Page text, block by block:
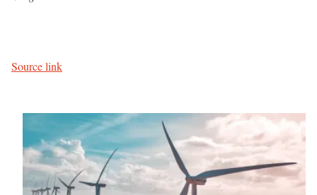
Source link